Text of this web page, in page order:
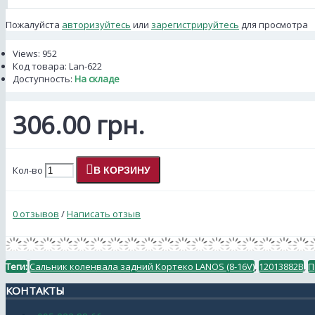
Пожалуйста авторизуйтесь или зарегистрируйтесь для просмотра
Views: 952
Код товара: Lan-622
Доступность: На складе
306.00 грн.
Кол-во В КОРЗИНУ
0 отзывов /Написать отзыв
Теги:Сальник коленвала задний Кортеко LANOS (8-16V), 12013882B,
КОНТАКТЫ